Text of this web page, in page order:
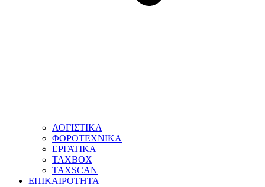
ΛΟΓΙΣΤΙΚΑ
ΦΟΡΟΤΕΧΝΙΚΑ
ΕΡΓΑΤΙΚΑ
TAXBOX
TAXSCAN
ΕΠΙΚΑΙΡΟΤΗΤΑ